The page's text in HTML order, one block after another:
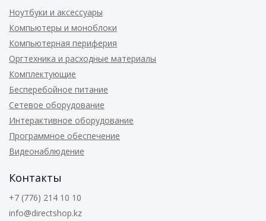
Ноутбуки и аксессуары
Компьютеры и моноблоки
Компьютерная периферия
Оргтехника и расходные материалы
Комплектующие
Бесперебойное питание
Сетевое оборудование
Интерактивное оборудование
Программное обеспечение
Видеонаблюдение
Контакты
+7 (776) 214 10 10
info@directshop.kz